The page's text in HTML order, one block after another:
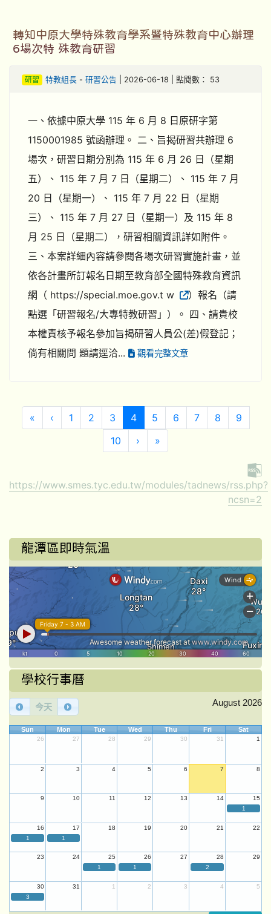
轉知中原大學特殊教育學系暨特殊教育中心辦理
6場次特 殊教育研習
研習 特教組長- 研習公告 | 2026-06-18 | 點閱數： 53
一、依據中原大學 115 年 6 月 8 日原研字第
1150001985 號函辦理。 二、旨揭研習共辦理 6
場次，研習日期分別為 115 年 6 月 26 日（星期
五）、 115 年 7 月 7 日（星期二）、 115 年 7 月
20 日（星期一）、 115 年 7 月 22 日（星期
三）、 115 年 7 月 27 日（星期一）及 115 年 8
月 25 日（星期二），研習相關資訊詳如附件。
三、本案詳細內容請參閱各場次研習實施計畫，並
依各計畫所訂報名日期至教育部全國特殊教育資訊
網（ https://special.moe.gov.t w
）報名（請
點選「研習報名/大專特教研習」）。 四、請貴校
本權責核予報名參加旨揭研習人員公(差)假登記；
倘有相關問 題請逕洽...
觀看完整文章
«第一頁
‹上一頁
1 2 3 4(目前頁次)
5 6 7 8
9
10
›下一頁
»最後頁
https://www.smes.tyc.edu.tw/modules/tadnews/rss.php?
ncsn=2
龍潭區即時氣溫
學校行事曆
今天 August 2026
Sun Mon Tue Wed Thu Fri Sat
26 27 28 29 30 31 1
2 3 4 5 6 7 8
9 10 11 12 13 14
15
1
16 17 18 19 20 21
22
1
1
23 24 25 26 27 28
29
1
1 2
30 31 1 2 3 4
5
3